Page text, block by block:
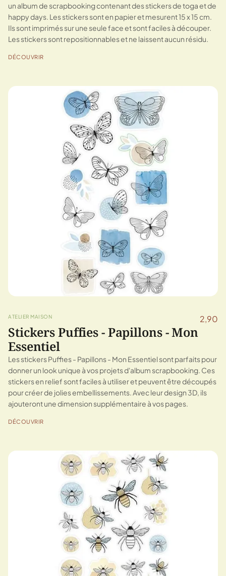
un album de scrapbooking contenant des stickers de toga et de
happy days. Les stickers sont en papier et mesurent 15 x 15 cm.
Ils sont imprimés sur une seule face et sont faciles à découper.
Les stickers sont repositionnables et ne laissent aucun résidu.
DÉCOUVRIR
ATELIER MAISON 2,90
Stickers Puffies - Papillons - Mon
Essentiel
Les stickers Puffies - Papillons - Mon Essentiel sont parfaits pour
donner un look unique à vos projets d'album scrapbooking. Ces
stickers en relief sont faciles à utiliser et peuvent être découpés
pour créer de jolies embellissements. Avec leur design 3D, ils
ajouteront une dimension supplémentaire à vos pages.
DÉCOUVRIR